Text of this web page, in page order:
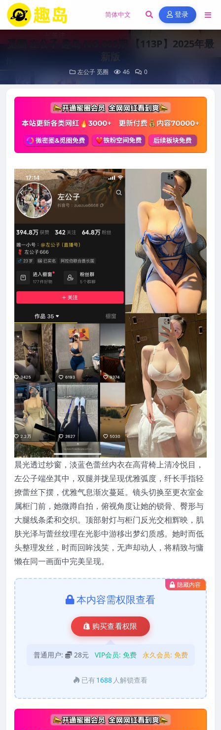
登录
觅圈 左公子 趣岛 NO.003期 【113P】2025年最
新版
左公子 觅圈 46 0
晨光透过纱窗，淡蓝色蕾丝内衣在高背椅上清冷悦目，
左公子端坐其中，双腿并拢呈现优雅弧度，纤长手指轻
撩蕾丝下摆，优雅气息渐次蔓延。镜头切换至更衣室金
属柜门前，她微蹲自拍，俯视角度让她的锁骨、臀形与
大腿线条柔和交织。顶部射灯与柜门反光交相辉映，肌
肤光泽与蕾丝纹理在光影中游移出梦幻质感。她时而低
头整理发丝，时而回眸浅笑，无声却动人，将精致与慵
懒在同一画面中完美呈现。
隐藏内容
本内容需权限查看
购买查看权限
普通用户: 28元 VIP会员: 免费 永久会员: 免费
已有 1688 人解锁查看